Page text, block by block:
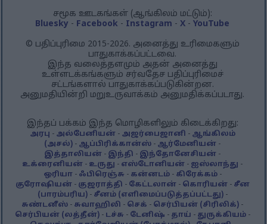
சமூக ஊடகங்கள் (ஆங்கிலம் மட்டும்):
Bluesky - Facebook - Instagram -X -YouTube
© பதிப்புரிமை 2015-2026. அனைத்து உரிமைகளும்
பாதுகாக்கப்பட்டவை.
இந்த வலைத்தளமும் அதன் அனைத்து
உள்ளடக்கங்களும் சர்வதேச பதிப்புரிமைச்
சட்டங்களால் பாதுகாக்கப்படுகின்றன.
அனுமதியின்றி மறுஉருவாக்கம் அனுமதிக்கப்படாது.
இந்தப் பக்கம் இந்த மொழிகளிலும் கிடைக்கிறது:
அரபு - அல்பேனியன்- அஜர்பைஜானி - ஆங்கிலம்
(அசல்) - ஆப்பிரிக்கான்ஸ் - ஆர்மேனியன் -
இத்தாலியன் - இந்தி - இந்தோனேசியன் -
உக்ரைனியன் - உருது - எஸ்டோனியன் - ஐஸ்லாந்து -
ஒரியா- ஃபிரெஞ்சு - கன்னடம்- கிரேக்கம்-
குரோஷியன்- குஜராத்தி - கேட்டலான்- கொரியன்- சீன
(பாரம்பரிய)- சீனம் (எளிமைப்படுத்தப்பட்டது)-
சுண்டனீஸ் - சுவாஹிலி - செக் - செர்பியன் (சிரிலிக்) -
செர்பியன் (லத்தீன்)- டச்சு - டேனிஷ் - தாய் - துருக்கியம்-